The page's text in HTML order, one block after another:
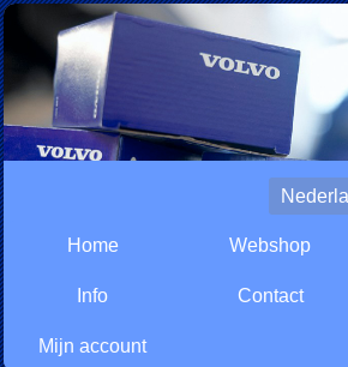
Home Webshop
Info Contact
Mijn account